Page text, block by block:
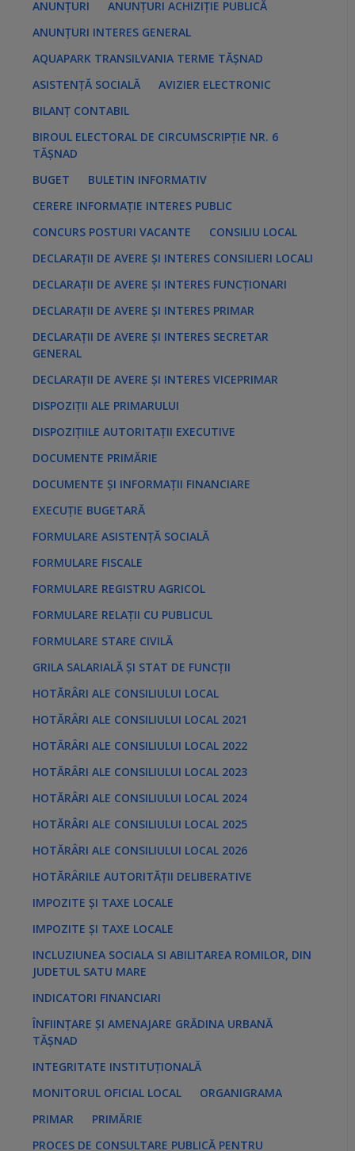
ANUNȚURI
ANUNȚURI ACHIZIȚIE PUBLICĂ
ANUNȚURI INTERES GENERAL
AQUAPARK TRANSILVANIA TERME TĂȘNAD
ASISTENȚĂ SOCIALĂ
AVIZIER ELECTRONIC
BILANȚ CONTABIL
BIROUL ELECTORAL DE CIRCUMSCRIPȚIE NR. 6
TĂȘNAD
BUGET
BULETIN INFORMATIV
CERERE INFORMAȚIE INTERES PUBLIC
CONCURS POSTURI VACANTE
CONSILIU LOCAL
DECLARAȚII DE AVERE ȘI INTERES CONSILIERI LOCALI
DECLARAȚII DE AVERE ȘI INTERES FUNCȚIONARI
DECLARAȚII DE AVERE ȘI INTERES PRIMAR
DECLARAȚII DE AVERE ȘI INTERES SECRETAR
GENERAL
DECLARAȚII DE AVERE ȘI INTERES VICEPRIMAR
DISPOZIȚII ALE PRIMARULUI
DISPOZIȚIILE AUTORITAȚII EXECUTIVE
DOCUMENTE PRIMĂRIE
DOCUMENTE ȘI INFORMAȚII FINANCIARE
EXECUȚIE BUGETARĂ
FORMULARE ASISTENȚĂ SOCIALĂ
FORMULARE FISCALE
FORMULARE REGISTRU AGRICOL
FORMULARE RELAȚII CU PUBLICUL
FORMULARE STARE CIVILĂ
GRILA SALARIALĂ ȘI STAT DE FUNCȚII
HOTĂRÂRI ALE CONSILIULUI LOCAL
HOTĂRÂRI ALE CONSILIULUI LOCAL 2021
HOTĂRÂRI ALE CONSILIULUI LOCAL 2022
HOTĂRÂRI ALE CONSILIULUI LOCAL 2023
HOTĂRÂRI ALE CONSILIULUI LOCAL 2024
HOTĂRÂRI ALE CONSILIULUI LOCAL 2025
HOTĂRÂRI ALE CONSILIULUI LOCAL 2026
HOTĂRÂRILE AUTORITĂȚII DELIBERATIVE
IMPOZITE ȘI TAXE LOCALE
IMPOZITE ȘI TAXE LOCALE
INCLUZIUNEA SOCIALA SI ABILITAREA ROMILOR, DIN
JUDETUL SATU MARE
INDICATORI FINANCIARI
ÎNFIINȚARE ȘI AMENAJARE GRĂDINA URBANĂ
TĂȘNAD
INTEGRITATE INSTITUȚIONALĂ
MONITORUL OFICIAL LOCAL
ORGANIGRAMA
PRIMAR
PRIMĂRIE
PROCES DE CONSULTARE PUBLICĂ PENTRU